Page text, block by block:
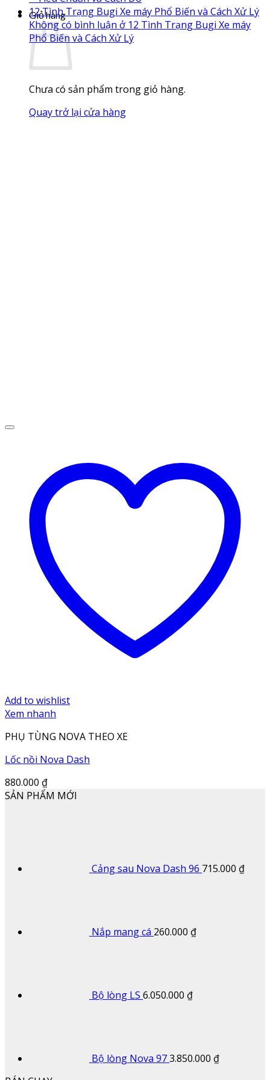
Giỏ hàng
Chưa có sản phẩm trong giỏ hàng.
Quay trở lại cửa hàng
12 Tình Trạng Bugi Xe máy Phổ Biến và Cách Xử Lý
Không có bình luận ở 12 Tình Trạng Bugi Xe máy
Phổ Biến và Cách Xử Lý
Add to wishlist
Xem nhanh
PHỤ TÙNG NOVA THEO XE
Lốc nồi Nova Dash
880.000 ₫
SẢN PHẨM MỚI
Cảng sau Nova Dash 96 715.000 ₫
Nắp mang cá 260.000 ₫
Bộ lòng LS 6.050.000 ₫
Bộ lòng Nova 973.850.000 ₫